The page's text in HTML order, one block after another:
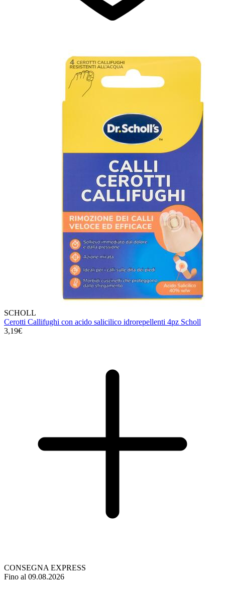
SCHOLL
Cerotti Callifughi con acido salicilico idrorepellenti 4pz Scholl
3,19€
CONSEGNA EXPRESS
Fino al 09.08.2026